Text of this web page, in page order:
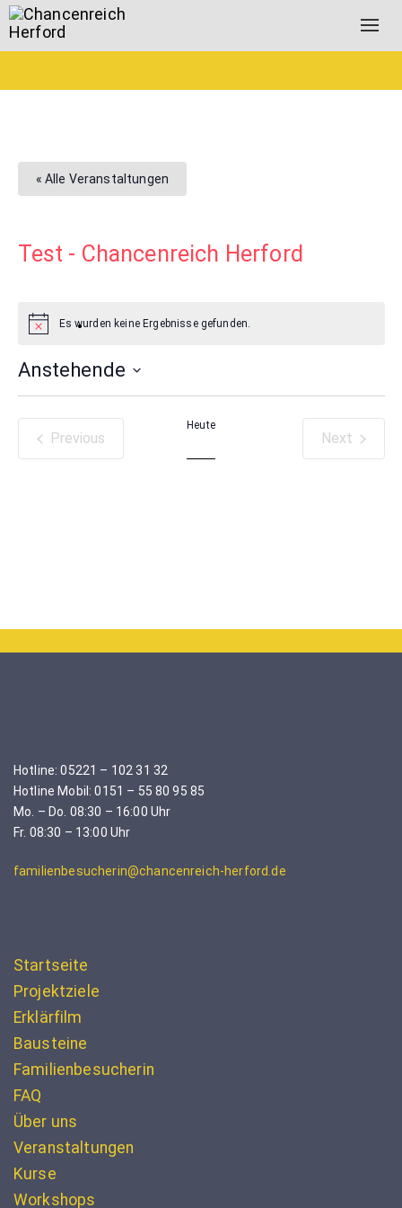
« Alle Veranstaltungen
Test - Chancenreich Herford
Es wurden keine Ergebnisse gefunden.
Anstehende
Select
date.
Previous
Veranstaltungen
Heute
Next
Hotline: 05221 – 102 31 32
Hotline Mobil: 0151 – 55 80 95 85
Mo. – Do. 08:30 – 16:00 Uhr
Fr. 08:30 – 13:00 Uhr
familienbesucherin@chancenreich-herford.de
Startseite
Projektziele
Erklärfilm
Bausteine
Familienbesucherin
FAQ
Über uns
Veranstaltungen
Kurse
Workshops